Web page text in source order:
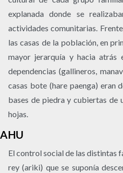
explanada donde se
actividades comunitarias.
las casas de la población, en
mayor jerarquía y hacia
dependencias (gallineros,
casas bote (hare paenga) eran
bases de piedra y cubiertas de
hojas.
AHU
El control social de las distintas
rey (ariki) que se suponía